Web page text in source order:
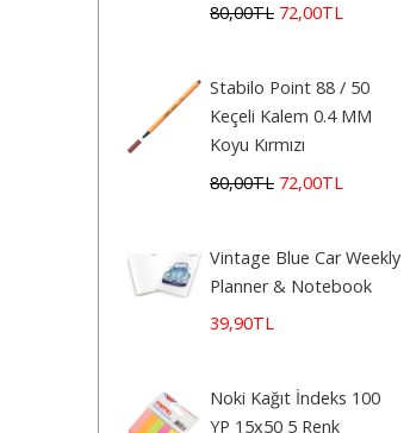
80,00TL 72,00TL
Stabilo Point 88 / 50
Keçeli Kalem 0.4 MM
Koyu Kırmızı
80,00TL 72,00TL
Vintage Blue Car Weekly
Planner & Notebook
39,90TL
Noki Kağıt İndeks 100
YP 15x50 5 Renk